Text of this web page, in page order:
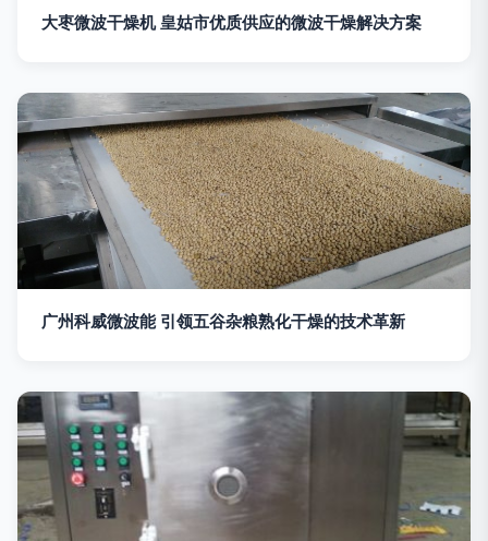
大枣微波干燥机 皇姑市优质供应的微波干燥解决方案
广州科威微波能 引领五谷杂粮熟化干燥的技术革新